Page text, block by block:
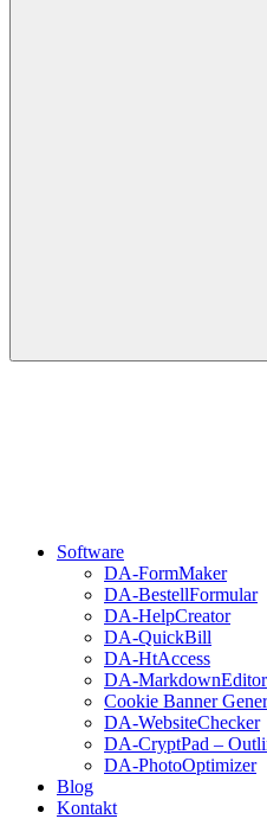
Software
DA-FormMaker
DA-BestellFormular
DA-HelpCreator
DA-QuickBill
DA-HtAccess
DA-MarkdownEditor
Cookie Banner
DA-WebsiteChecker
DA-CryptPad –
DA-PhotoOptimizer
Blog
Kontakt